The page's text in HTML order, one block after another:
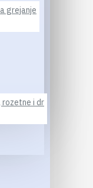
grejanje
rozetne i dr